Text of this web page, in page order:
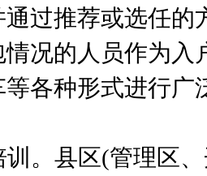
过推荐或选任
况的人员作为
等各种形式进行
训。县区(管理区